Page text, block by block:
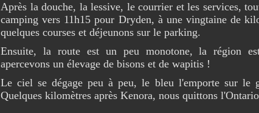
Après la douche, la lessive, le courrier et les services,
camping vers 11h15 pour Dryden, à une vingtaine de
quelques courses et déjeunons sur le parking.
Ensuite, la route est un peu monotone, la région
apercevons un élevage de bisons et de wapitis !
Le ciel se dégage peu à peu, le bleu l'emporte sur le
Quelques kilomètres après Kenora, nous quittons